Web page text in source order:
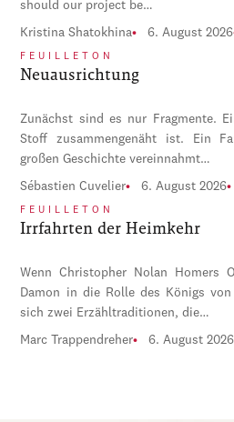
should our project be…
Kristina Shatokhina 6. August 2026
FEUILLETON
Neuausrichtung
Zunächst sind es nur Fragmente.
Stoff zusammengenäht ist. Ein
großen Geschichte vereinnahmt…
Sébastien Cuvelier 6. August 2026
FEUILLETON
Irrfahrten der Heimkehr
Wenn Christopher Nolan Homers
Damon in die Rolle des Königs
sich zwei Erzähltraditionen, die…
Marc Trappendreher 6. August 2026